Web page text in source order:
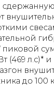
пиковой
(469 л.с)*
до 100